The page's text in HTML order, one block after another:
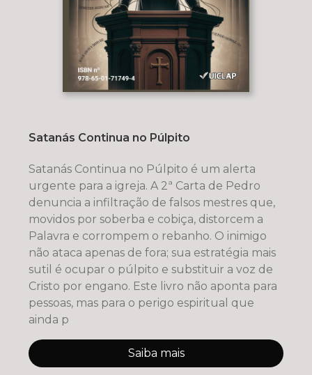
Satanás Continua no Púlpito
Satanás Continua no Púlpito é um alerta
urgente para a igreja. A 2ª Carta de Pedro
denuncia a infiltração de falsos mestres que,
movidos por soberba e cobiça, distorcem a
Palavra e corrompem o rebanho. O inimigo
não ataca apenas de fora; sua estratégia mais
sutil é ocupar o púlpito e substituir a voz de
Cristo por engano. Este livro não aponta para
pessoas, mas para o perigo espiritual que
ainda p
Saiba mais